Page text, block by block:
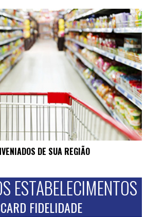
DE SUA REGIÃO
ESTABELECIMENTOS
FIDELIDADE